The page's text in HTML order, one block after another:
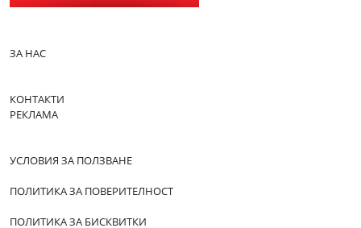
ЗА НАС
КОНТАКТИ
РЕКЛАМА
УСЛОВИЯ ЗА ПОЛЗВАНЕ
ПОЛИТИКА ЗА ПОВЕРИТЕЛНОСТ
ПОЛИТИКА ЗА БИСКВИТКИ